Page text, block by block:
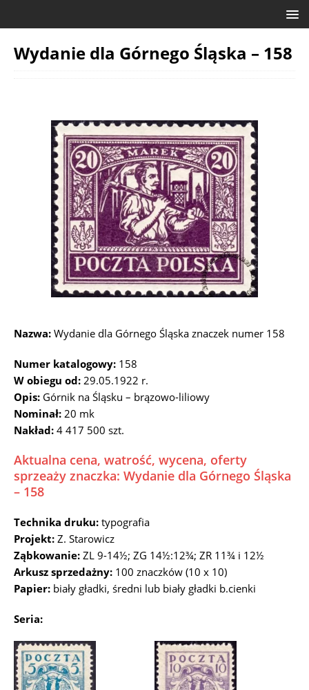
Wydanie dla Górnego Śląska – 158
Nazwa: Wydanie dla Górnego Śląska znaczek numer 158
Numer katalogowy: 158
W obiegu od: 29.05.1922 r.
Opis: Górnik na Śląsku – brązowo-liliowy
Nominał: 20 mk
Nakład: 4 417 500 szt.
Aktualna cena, watrość, wycena, oferty
sprzeaży znaczka: Wydanie dla Górnego Śląska
– 158
Technika druku: typografia
Projekt: Z. Starowicz
Ząbkowanie: ZL 9-14½; ZG 14½:12¾; ZR 11¾ i 12½
Arkusz sprzedażny: 100 znaczków (10 x 10)
Papier: biały gładki, średni lub biały gładki b.cienki
Seria: